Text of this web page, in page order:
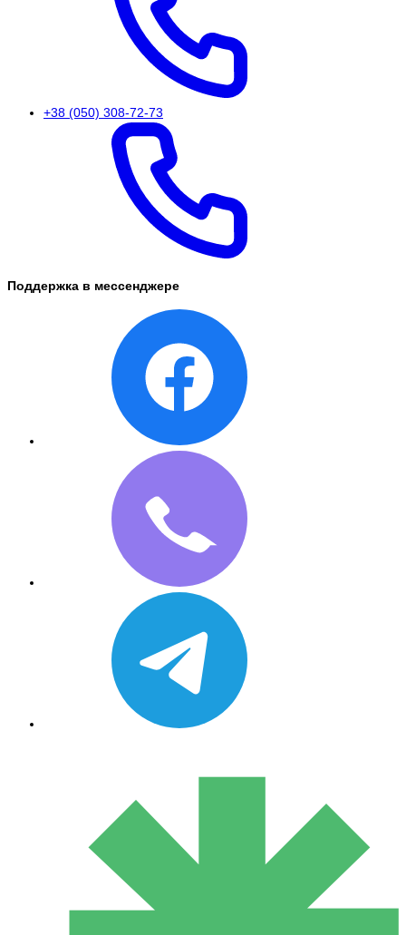
+38 (050) 308-72-73
Поддержка в мессенджере